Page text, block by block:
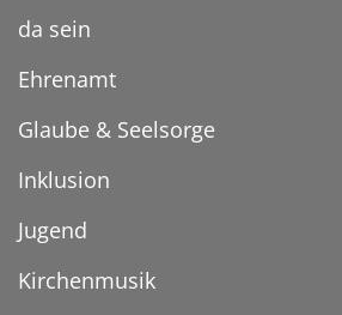
da sein
Ehrenamt
Glaube & Seelsorge
Inklusion
Jugend
Kirchenmusik